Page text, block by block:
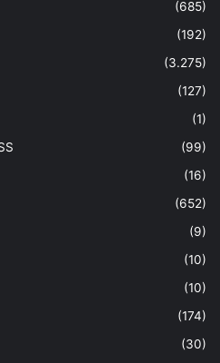
(685)
(192)
(3.275)
(127)
(1)
(99)
(16)
(652)
(9)
(10)
(10)
(174)
(30)